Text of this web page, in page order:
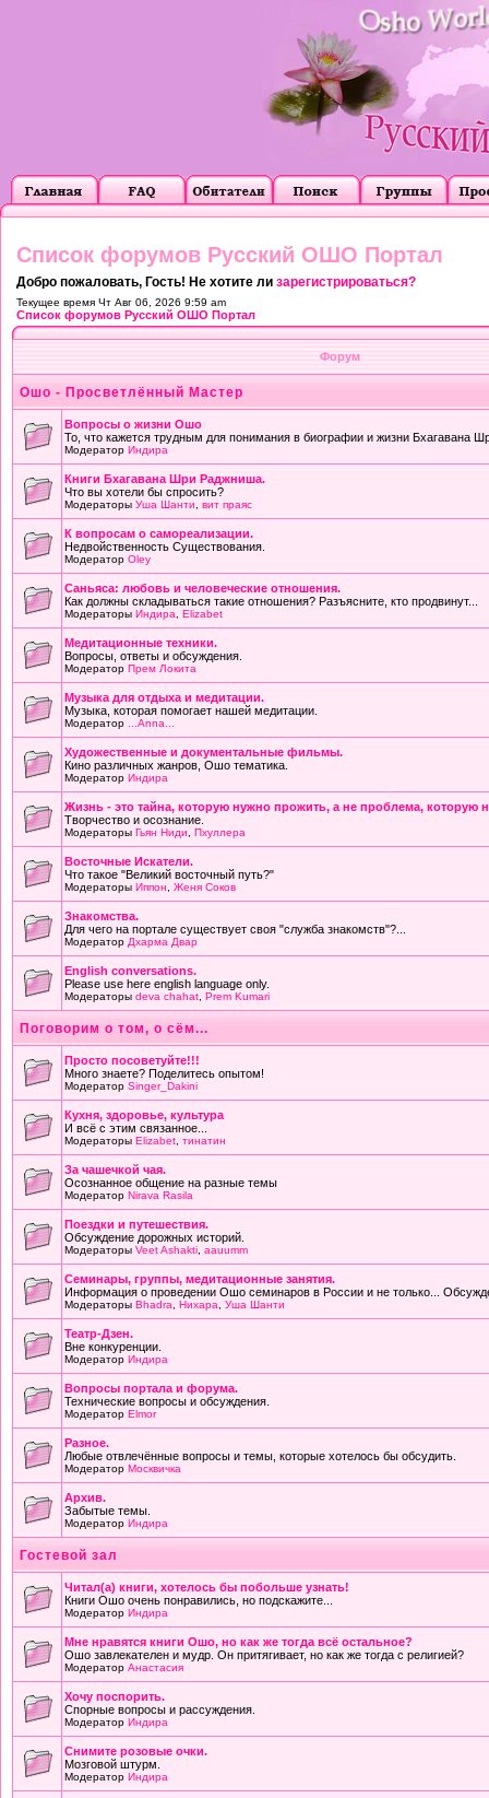
Список форумов Русский ОШО Портал
Добро пожаловать, Гость! Не хотите ли зарегистрироваться?
Текущее время Чт Авг 06, 2026 9:59 am
Список форумов Русский ОШО Портал
Форум
Ошо - Просветлённый Мастер
Вопросы о жизни Ошо
То, что кажется трудным для понимания в биографии и жизни Бхагавана
Модератор Индира
Книги Бхагавана Шри Раджниша.
Что вы хотели бы спросить?
Модераторы Уша Шанти вит праяс
К вопросам о самореализации.
Недвойственность Существования.
Модератор Oley
Саньяса: любовь и человеческие отношения.
Как должны складываться такие отношения? Разъясните, кто продвинут...
Модераторы Индира Elizabet
Медитационные техники.
Вопросы, ответы и обсуждения.
Модератор Прем Локита
Музыка для отдыха и медитации.
Музыка, которая помогает нашей медитации.
Модератор ...Anna...
Художественные и документальные фильмы.
Кино различных жанров, Ошо тематика.
Модератор Индира
Жизнь - это тайна, которую нужно прожить, а не проблема, которую
Творчество и осознание.
Модераторы Гьян Ниди Пхуллера
Восточные Искатели.
Что такое "Великий восточный путь?"
Модераторы Иппон Женя Соков
Знакомства.
Для чего на портале существует своя "служба знакомств"?...
Модератор Дхарма Двар
English conversations.
Please use here english language only.
Модераторы deva chahat Prem Kumari
Поговорим о том, о сём...
Просто посоветуйте!!!
Много знаете? Поделитесь опытом!
Модератор Singer_Dakini
Кухня, здоровье, культура
И всё с этим связанное...
Модераторы Elizabet тинатин
За чашечкой чая.
Осознанное общение на разные темы
Модератор Nirava Rasila
Поездки и путешествия.
Обсуждение дорожных историй.
Модераторы Veet Ashakti aauumm
Семинары, группы, медитационные занятия.
Информация о проведении Ошо семинаров в России и не только...
Модераторы Bhadra Нихара Уша Шанти
Театр-Дзен.
Вне конкуренции.
Модератор Индира
Вопросы портала и форума.
Технические вопросы и обсуждения.
Модератор Elmor
Разное.
Любые отвлечённые вопросы и темы, которые хотелось бы обсудить.
Модератор Москвичка
Архив.
Забытые темы.
Модератор Индира
Гостевой зал
Читал(а) книги, хотелось бы побольше узнать!
Книги Ошо очень понравились, но подскажите...
Модератор Индира
Мне нравятся книги Ошо, но как же тогда всё остальное?
Ошо завлекателен и мудр. Он притягивает, но как же тогда с религией?
Модератор Анастасия
Хочу поспорить.
Спорные вопросы и рассуждения.
Модератор Индира
Снимите розовые очки.
Мозговой штурм.
Модератор Индира